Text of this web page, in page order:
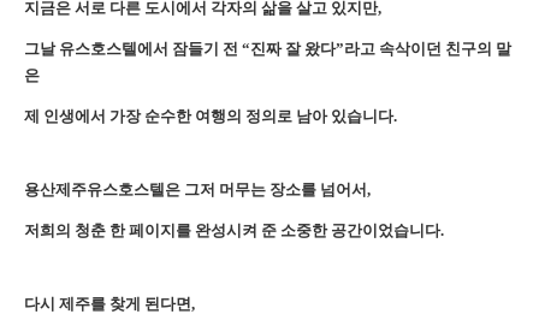
지금은 서로 다른 도시에서 각자의 삶을 살고 있지만,
그날 유스호스텔에서 잠들기 전 “진짜 잘 왔다”라고 속삭이던 친구의 말
은
제 인생에서 가장 순수한 여행의 정의로 남아 있습니다.
용산제주유스호스텔은 그저 머무는 장소를 넘어서,
저희의 청춘 한 페이지를 완성시켜 준 소중한 공간이었습니다.
다시 제주를 찾게 된다면,